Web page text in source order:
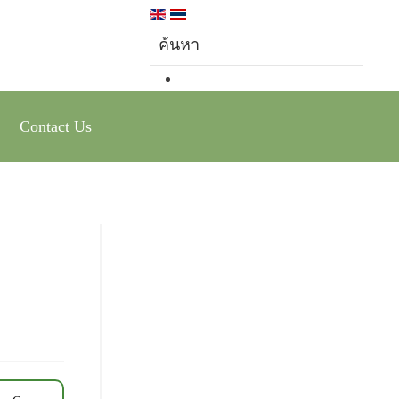
Contact Us